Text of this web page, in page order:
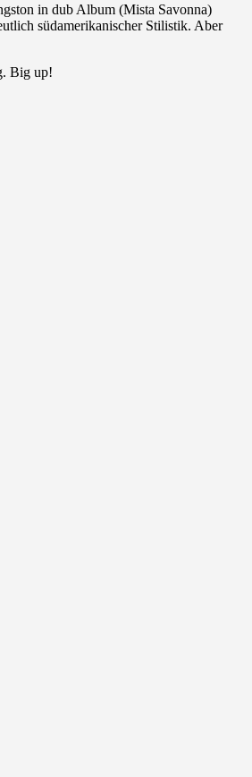
in dub Album (Mista Savonna)
südamerikanischer Stilistik. Aber
Big up!